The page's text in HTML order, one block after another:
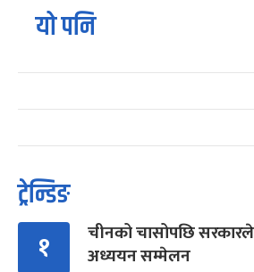
यो पनि
ट्रेन्डिङ
१
चीनको चासोपछि सरकारले
अध्ययन सम्मेलन